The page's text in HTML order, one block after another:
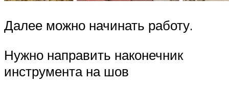
Далее можно начинать работу.
Нужно направить наконечник
инструмента на шов